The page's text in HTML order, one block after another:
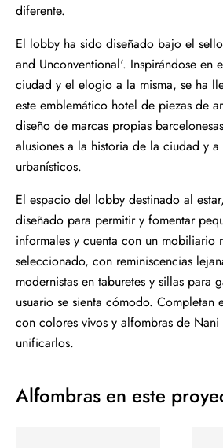
diferente.
El lobby ha sido diseñado bajo el
and Unconventional'. Inspirándose en
ciudad y el elogio a la misma, se ha
este emblemático hotel de piezas de
diseño de marcas propias
alusiones a la historia de la ciudad y a
urbanísticos.
El espacio del lobby destinado al
diseñado para permitir y fomentar
informales y cuenta con un mobiliario
seleccionado, con reminiscencias
modernistas en taburetes y sillas para
usuario se sienta cómodo. Completan
con colores vivos y alfombras de
unificarlos.
Alfombras en este